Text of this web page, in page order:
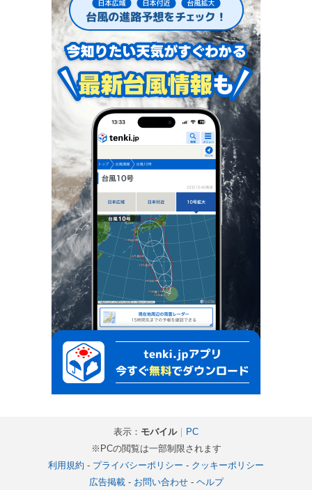
表示： モバイル｜ PC
※PCの閲覧は一部制限されます
利用規約 - プライバシーポリシー - クッキーポリシー
広告掲載- お問い合わせ- ヘルプ